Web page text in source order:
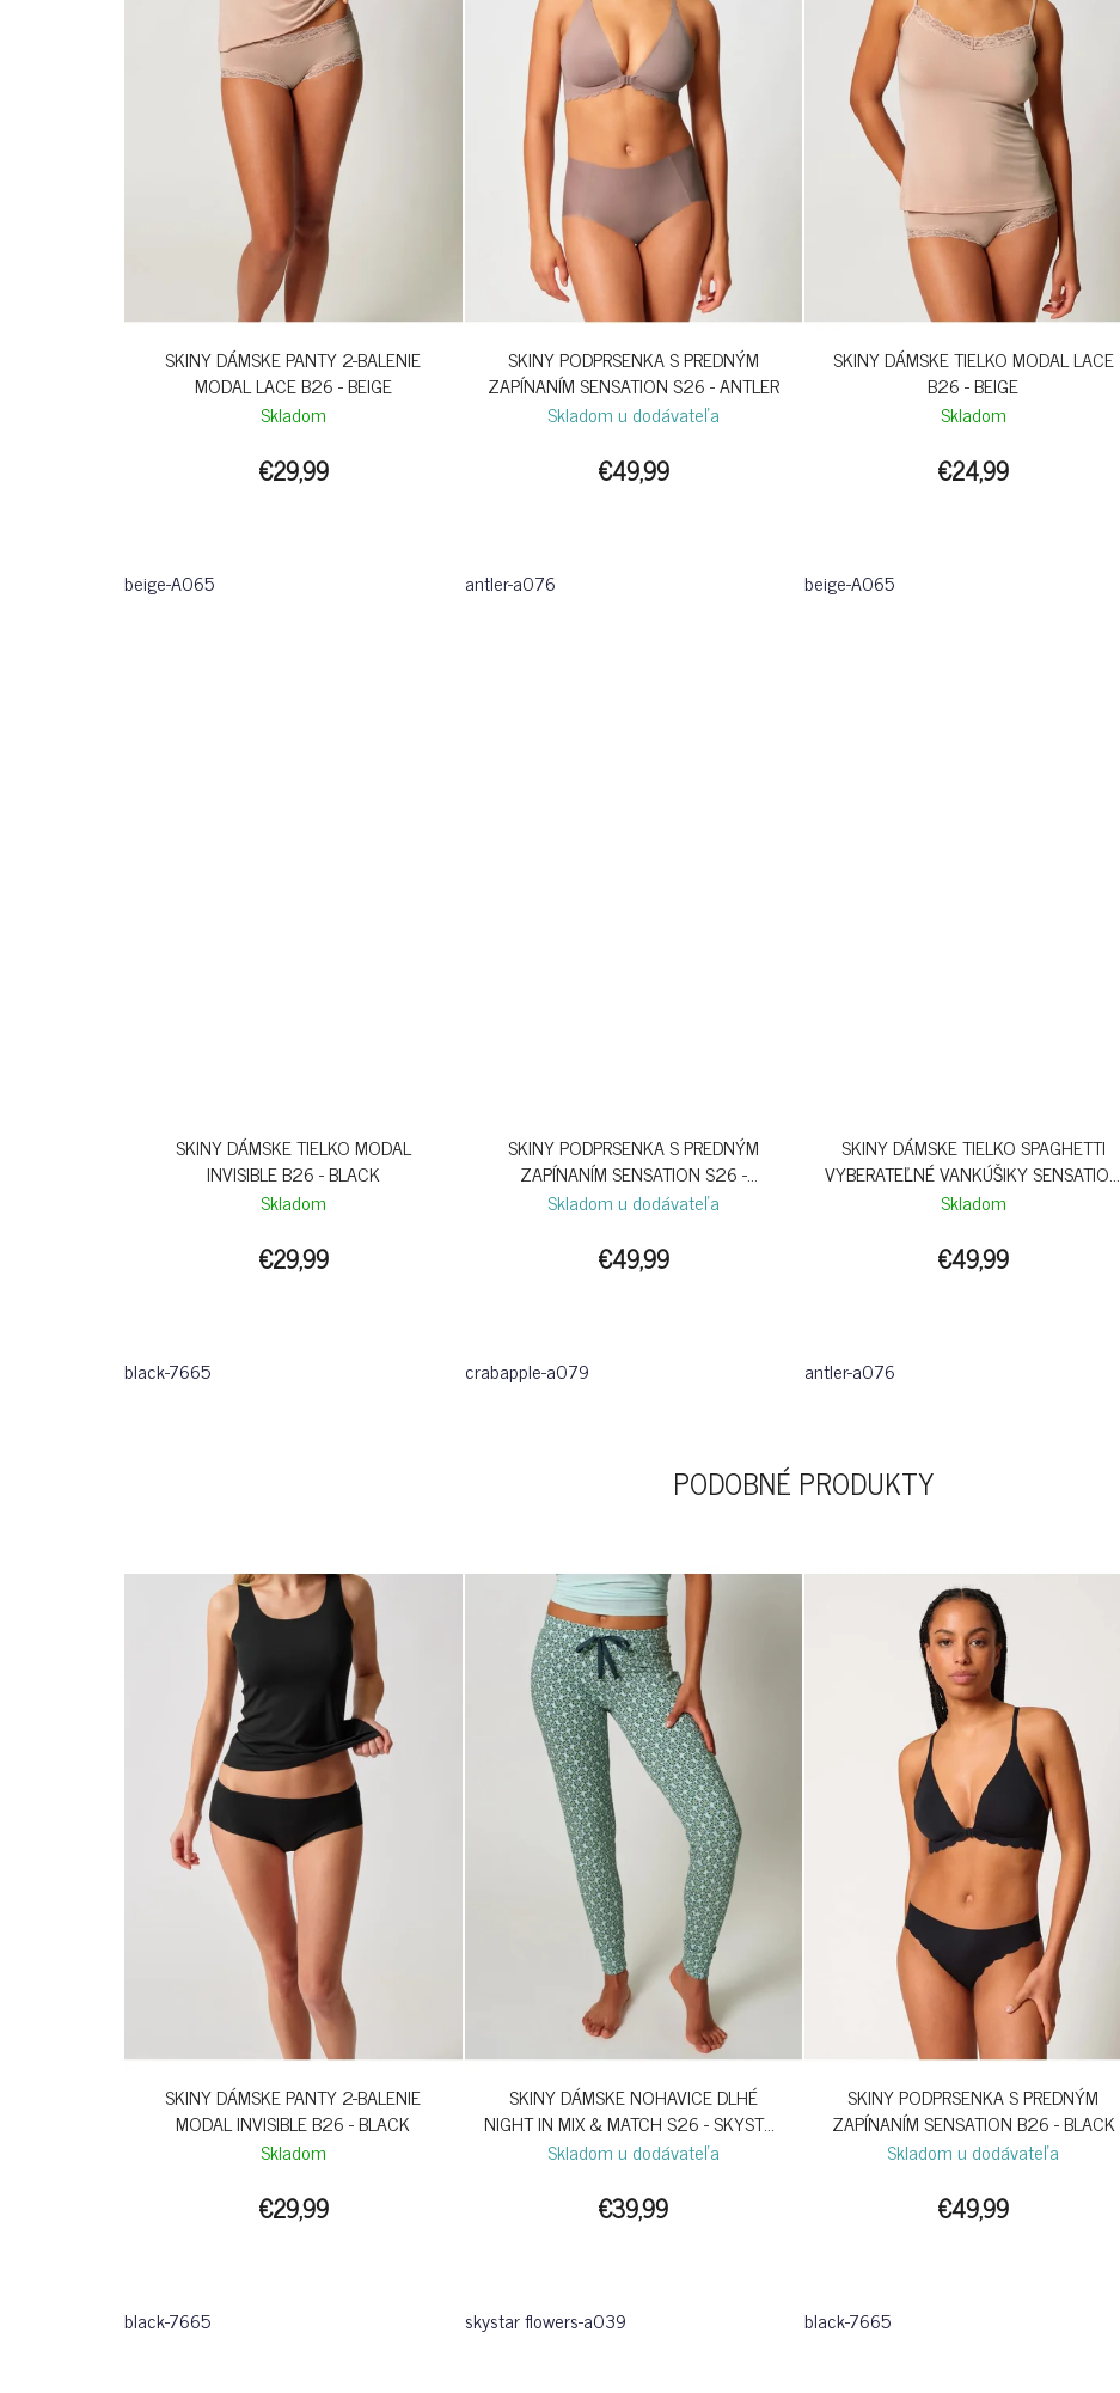
SKINY DÁMSKE PANTY 2-BALENIE
MODAL LACE B26 - BEIGE
Skladom
€29,99
beige-A065
SKINY PODPRSENKA S PREDNÝM
ZAPÍNANÍM SENSATION S26 - ANTLER
Skladom u dodávateľa
€49,99
antler-a076
SKINY DÁMSKE TIELKO MODAL LACE
B26 - BEIGE
Skladom
€24,99
beige-A065
SKINY DÁMSKE TIELKO MODAL
INVISIBLE B26 - BLACK
Skladom
€29,99
black-7665
SKINY PODPRSENKA S PREDNÝM
ZAPÍNANÍM SENSATION S26 -
CRABAPPLE
Skladom u dodávateľa
€49,99
crabapple-a079
SKINY DÁMSKE TIELKO SPAGHETTI
VYBERATEĽNÉ VANKÚŠIKY SENSATION
S26 - ANTLER
Skladom
€49,99
antler-a076
PODOBNÉ PRODUKTY
SKINY DÁMSKE PANTY 2-BALENIE
MODAL INVISIBLE B26 - BLACK
Skladom
€29,99
black-7665
SKINY DÁMSKE NOHAVICE DLHÉ
NIGHT IN MIX & MATCH S26 - SKYSTAR
FLOWERS
Skladom u dodávateľa
€39,99
skystar flowers-a039
SKINY PODPRSENKA S PREDNÝM
ZAPÍNANÍM SENSATION B26 - BLACK
Skladom u dodávateľa
€49,99
black-7665